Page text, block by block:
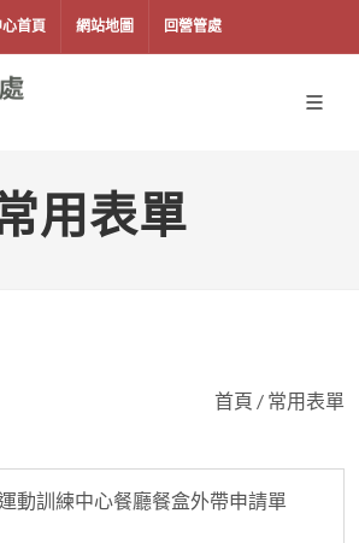
首頁 網站地圖 回營管處
用表單
首頁 / 常用表單
動訓練中心餐廳餐盒外帶申請單